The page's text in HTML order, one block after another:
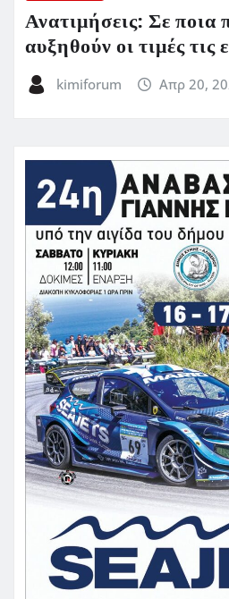
Ανατιμήσεις: Σε ποια
αυξηθούν οι τιμές τις
kimiforum Απρ 20,